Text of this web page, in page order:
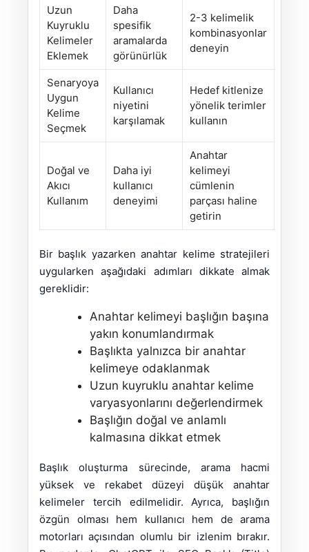
Uzun
Kuyruklu
Kelimeler
Eklemek
Daha
spesifik
aramalarda
görünürlük
2-3 kelimelik
kombinasyonlar
deneyin
Senaryoya
Uygun
Kelime
Seçmek
Kullanıcı
niyetini
karşılamak
Hedef kitlenize
yönelik terimler
kullanın
Doğal ve
Akıcı
Kullanım
Daha iyi
kullanıcı
deneyimi
Anahtar
kelimeyi
cümlenin
parçası haline
getirin
Bir başlık yazarken anahtar kelime stratejileri
uygularken aşağıdaki adımları dikkate almak
gereklidir:
Anahtar kelimeyi başlığın başına
yakın konumlandırmak
Başlıkta yalnızca bir anahtar
kelimeye odaklanmak
Uzun kuyruklu anahtar kelime
varyasyonlarını değerlendirmek
Başlığın doğal ve anlamlı
kalmasına dikkat etmek
Başlık oluşturma sürecinde, arama hacmi
yüksek ve rekabet düzeyi düşük anahtar
kelimeler tercih edilmelidir. Ayrıca, başlığın
özgün olması hem kullanıcı hem de arama
motorları açısından olumlu bir izlenim bırakır.